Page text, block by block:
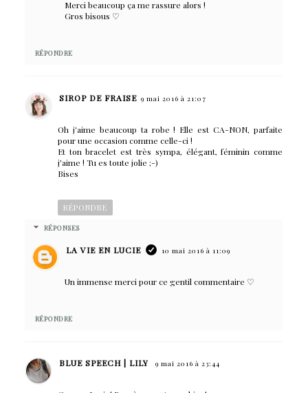
Merci beaucoup ça me rassure alors !
Gros bisous ♡
RÉPONDRE
SIROP DE FRAISE 9 mai 2016 à 21:07
Oh j'aime beaucoup ta robe ! Elle est CA-NON, parfaite
pour une occasion comme celle-ci !
Et ton bracelet est très sympa, élégant, féminin comme
j'aime ! Tu es toute jolie ;-)
Bises
RÉPONDRE
RÉPONSES
LA VIE EN LUCIE 10 mai 2016 à 11:09
Un immense merci pour ce gentil commentaire ♡
RÉPONDRE
BLUE SPEECH | LILY 9 mai 2016 à 23:44